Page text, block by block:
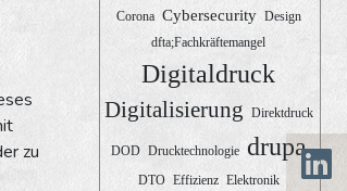
zu
Corona Cybersecurity Design
dfta;Fachkräftemangel
Digitaldruck
Digitalisierung Direktdruck
DOD Drucktechnologie drupa
DTO Effizienz Elektronik